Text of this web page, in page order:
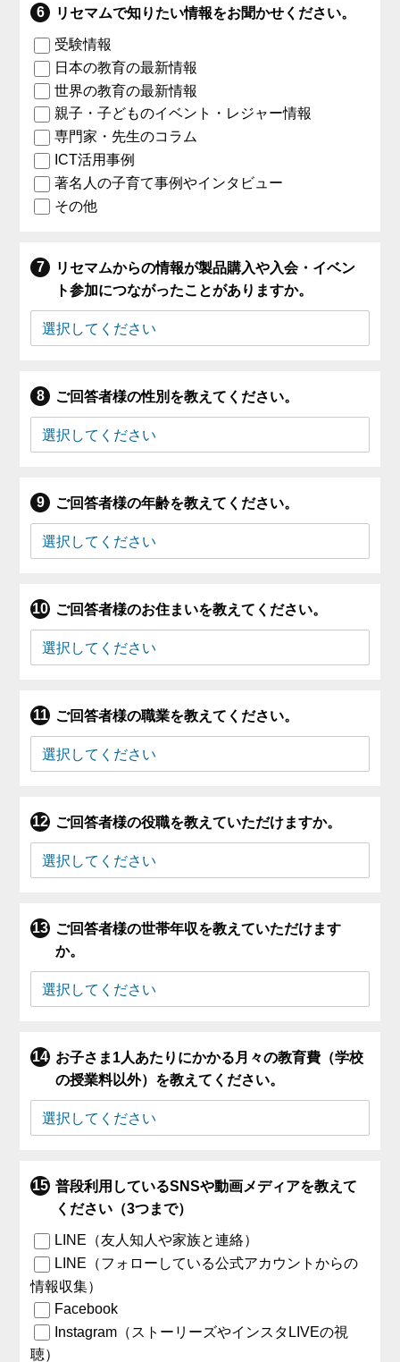
リセマムで知りたい情報をお聞かせください。
受験情報
日本の教育の最新情報
世界の教育の最新情報
親子・子どものイベント・レジャー情報
専門家・先生のコラム
ICT活用事例
著名人の子育て事例やインタビュー
その他
リセマムからの情報が製品購入や入会・イベン
ト参加につながったことがありますか。
ご回答者様の性別を教えてください。
ご回答者様の年齢を教えてください。
ご回答者様のお住まいを教えてください。
ご回答者様の職業を教えてください。
ご回答者様の役職を教えていただけますか。
ご回答者様の世帯年収を教えていただけます
か。
お子さま1人あたりにかかる月々の教育費（学校
の授業料以外）を教えてください。
普段利用しているSNSや動画メディアを教えて
ください（3つまで）
LINE（友人知人や家族と連絡）
LINE（フォローしている公式アカウントからの
情報収集）
Facebook
Instagram（ストーリーズやインスタLIVEの視
聴）